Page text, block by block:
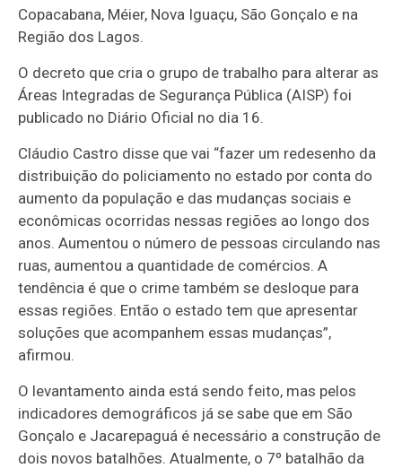
Copacabana, Méier, Nova Iguaçu, São Gonçalo e na
Região dos Lagos.
O decreto que cria o grupo de trabalho para alterar as
Áreas Integradas de Segurança Pública (AISP) foi
publicado no Diário Oficial no dia 16.
Cláudio Castro disse que vai “fazer um redesenho da
distribuição do policiamento no estado por conta do
aumento da população e das mudanças sociais e
econômicas ocorridas nessas regiões ao longo dos
anos. Aumentou o número de pessoas circulando nas
ruas, aumentou a quantidade de comércios. A
tendência é que o crime também se desloque para
essas regiões. Então o estado tem que apresentar
soluções que acompanhem essas mudanças”,
afirmou.
O levantamento ainda está sendo feito, mas pelos
indicadores demográficos já se sabe que em São
Gonçalo e Jacarepaguá é necessário a construção de
dois novos batalhões. Atualmente, o 7º batalhão da